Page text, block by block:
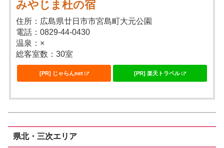
みやじま杜の宿
住所：広島県廿日市市宮島町大元公園
電話：0829-44-0430
温泉：×
総客室数：30室
[PR] じゃらんnet [PR] 楽天トラベル
県北・三次エリア